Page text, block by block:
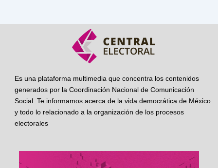
Es una plataforma multimedia que concentra los contenidos
generados por la Coordinación Nacional de Comunicación
Social. Te informamos acerca de la vida democrática de México
y todo lo relacionado a la organización de los procesos
electorales